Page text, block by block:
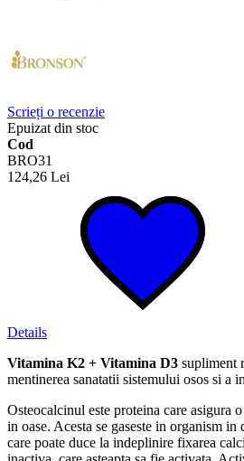
Scrieți o recenzie
Epuizat din stoc
Cod
BRO31
124,26 Lei
Details
Vitamina K2 + Vitamina D3 supliment
mentinerea sanatatii sistemului osos si a
Osteocalcinul este proteina care asigura
in oase. Acesta se gaseste in organism
care poate duce la indeplinire fixarea